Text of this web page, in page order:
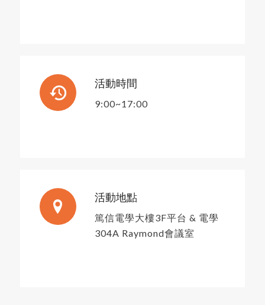
活動時間
9:00~17:00
活動地點
篤信電學大樓3F平台 & 電學
304A Raymond會議室